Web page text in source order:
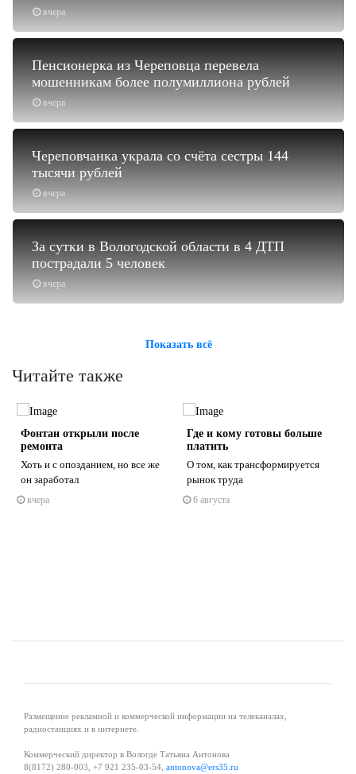
вчера
вчера
Пенсионерка из Череповца перевела
мошенникам более полумиллиона рублей
вчера
Череповчанка украла со счёта сестры 144
тысячи рублей
вчера
За сутки в Вологодской области в 4 ДТП
пострадали 5 человек
Показать всё
Читайте также
Фонтан открыли после
ремонта
Хоть и с опозданием, но все же
он заработал
вчера
Где и кому готовы больше
платить
О том, как трансформируется
рынок труда
6 августа
Размещение рекламной и коммерческой информации на телеканалах,
радиостанциях и в интернете.
Коммерческий директор в Вологде Татьяна Антонова
8(8172) 280-003, +7 921 235-03-54, antonova@ers35.ru